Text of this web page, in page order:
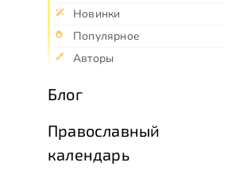
Новинки
Популярное
Авторы
Блог
Православный
календарь